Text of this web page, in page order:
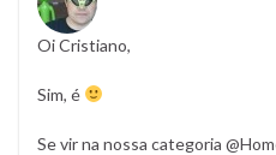
Oi Cristiano,
Sim, é
Se vir na nossa categoria